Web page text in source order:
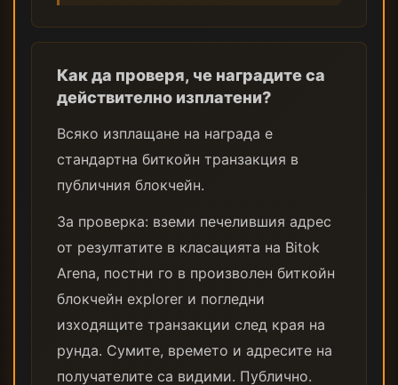
Как да проверя, че наградите са
действително изплатени?
Всяко изплащане на награда е
стандартна биткойн транзакция в
публичния блокчейн.
За проверка: вземи печелившия адрес
от резултатите в класацията на Bitok
Arena, постни го в произволен биткойн
блокчейн explorer и погледни
изходящите транзакции след края на
рунда. Сумите, времето и адресите на
получателите са видими. Публично.